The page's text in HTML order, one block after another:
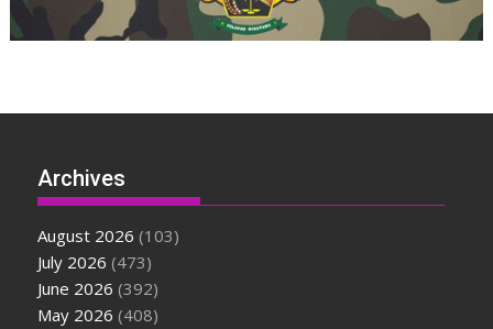
Archives
August 2026 (103)
July 2026 (473)
June 2026 (392)
May 2026 (408)